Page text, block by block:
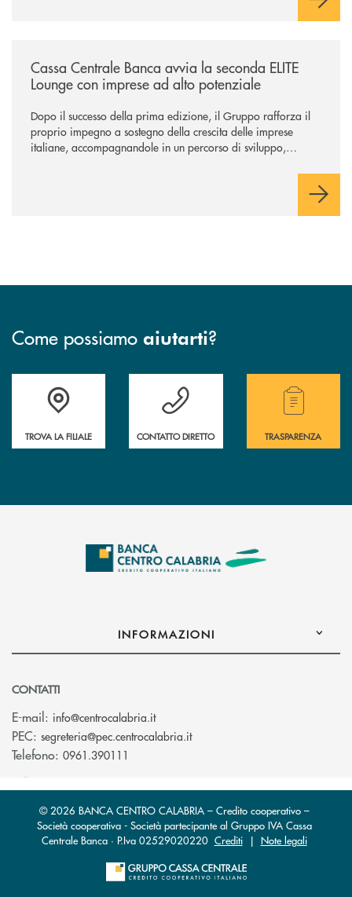
Cassa Centrale Banca avvia la seconda ELITE
Lounge con imprese ad alto potenziale
Dopo il successo della prima edizione, il Gruppo rafforza il
proprio impegno a sostegno della crescita delle imprese
italiane, accompagnandole in un percorso di sviluppo,
Come possiamo aiutarti?
Accedi all' elenco completo delle filiali .
TROVA LA FILIALE
Hai bisogno di assistenza immediata ?
CONTATTO DIRETTO
Hai bisogno di
TRASPARENZA
INFORMAZIONI
CONTATTI
E-mail: info@centrocalabria.it(si apre l’app di posta elettronica)
PEC: segreteria@pec.centrocalabria.it(si apre l’app di posta
Telefono: 0961.390111
© 2026 BANCA CENTRO CALABRIA – Credito cooperativo –
Società cooperativa - Società partecipante al Gruppo IVA Cassa
Centrale Banca · P.Iva 02529020220 Crediti| Note legali